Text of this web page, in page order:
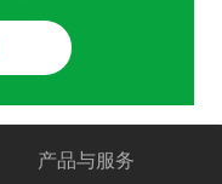
产品与服务